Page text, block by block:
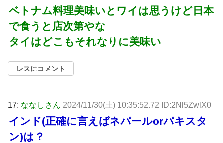
ベトナム料理美味いとワイは思うけど日本
で食うと店次第やな
タイはどこもそれなりに美味い
レスにコメント
17: ななしさん 2024/11/30(土) 10:35:52.72 ID:2Nl5ZwlX0
インド(正確に言えばネパールorパキスタ
ン)は？